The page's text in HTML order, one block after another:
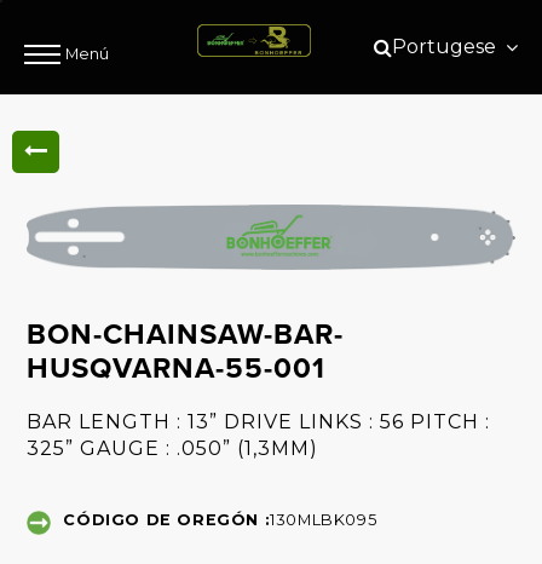
Menú Portugese
BON-CHAINSAW-BAR-
HUSQVARNA-55-001
BAR LENGTH : 13” DRIVE LINKS : 56 PITCH :
325” GAUGE : .050” (1,3MM)
CÓDIGO DE OREGÓN :130MLBK095